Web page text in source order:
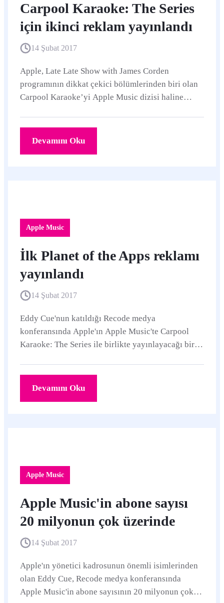
Carpool Karaoke: The Series
için ikinci reklam yayınlandı
14 Şubat 2017
Apple, Late Late Show with James Corden
programının dikkat çekici bölümlerinden biri olan
Carpool Karaoke’yi Apple Music dizisi haline
Devamını Oku
Apple Music
İlk Planet of the Apps reklamı
yayınlandı
14 Şubat 2017
Eddy Cue'nun katıldığı Recode medya
konferansında Apple'ın Apple Music'te Carpool
Karaoke: The Series ile birlikte yayınlayacağı bir
Devamını Oku
Apple Music
Apple Music'in abone sayısı
20 milyonun çok üzerinde
14 Şubat 2017
Apple'ın yönetici kadrosunun önemli isimlerinden
olan Eddy Cue, Recode medya konferansında
Apple Music'in abone sayısının 20 milyonun çok